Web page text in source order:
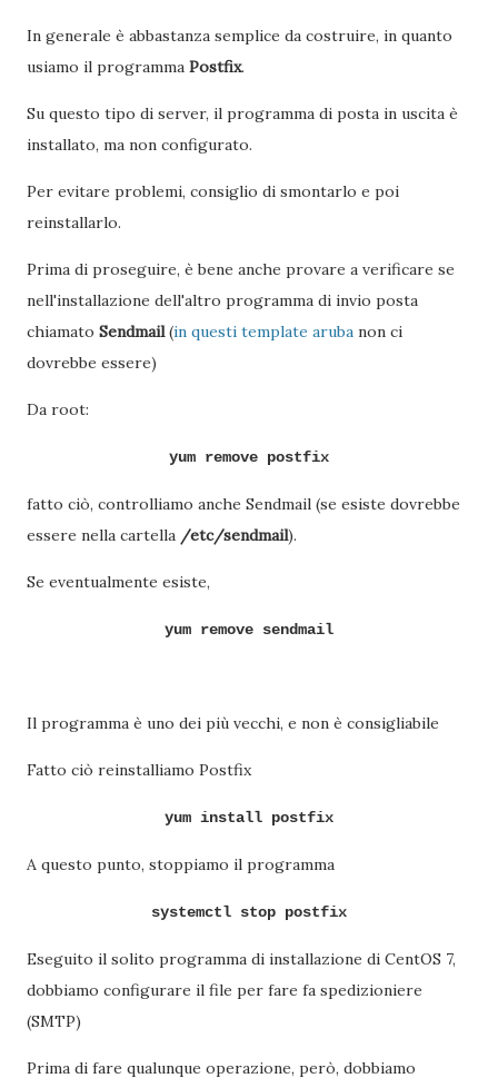
In generale è abbastanza semplice da costruire, in quanto
usiamo il programma Postfix.
Su questo tipo di server, il programma di posta in uscita è
installato, ma non configurato.
Per evitare problemi, consiglio di smontarlo e poi
reinstallarlo.
Prima di proseguire, è bene anche provare a verificare se
nell'installazione dell'altro programma di invio posta
chiamato Sendmail(in questi template aruba non ci
dovrebbe essere)
Da root:
yum remove postfix
fatto ciò, controlliamo anche Sendmail (se esiste dovrebbe
essere nella cartella /etc/sendmail).
Se eventualmente esiste,
yum remove sendmail
Il programma è uno dei più vecchi, e non è consigliabile
Fatto ciò reinstalliamo Postfix
yum install postfix
A questo punto, stoppiamo il programma
systemctl stop postfix
Eseguito il solito programma di installazione di CentOS 7,
dobbiamo configurare il file per fare fa spedizioniere
(SMTP)
Prima di fare qualunque operazione, però, dobbiamo